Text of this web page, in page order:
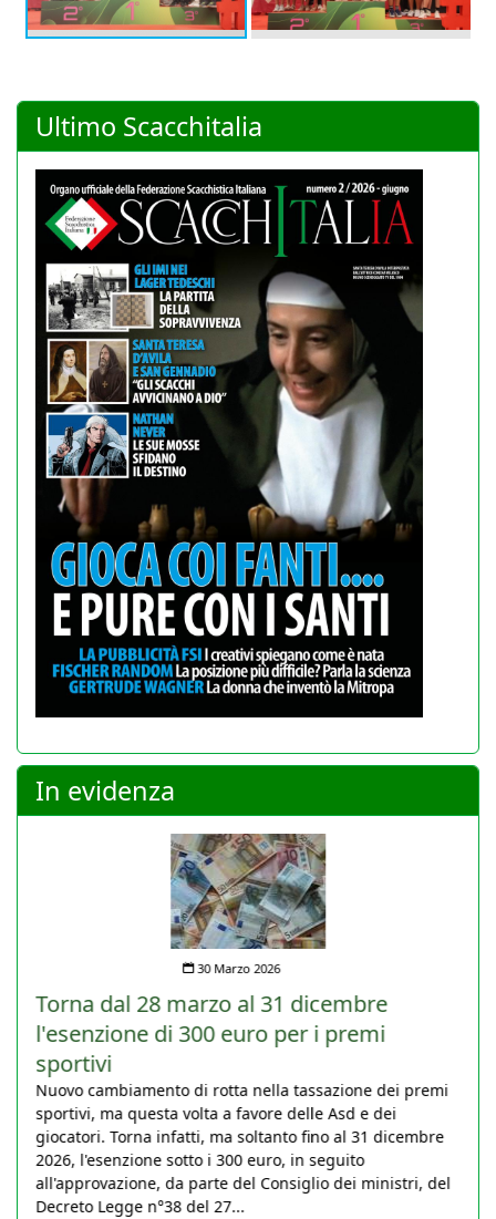
Ultimo Scacchitalia
In evidenza
30 Marzo 2026
Torna dal 28 marzo al 31 dicembre
l'esenzione di 300 euro per i premi
sportivi
Nuovo cambiamento di rotta nella tassazione dei premi
sportivi, ma questa volta a favore delle Asd e dei
giocatori. Torna infatti, ma soltanto fino al 31 dicembre
2026, l'esenzione sotto i 300 euro, in seguito
all'approvazione, da parte del Consiglio dei ministri, del
Decreto Legge n°38 del 27...